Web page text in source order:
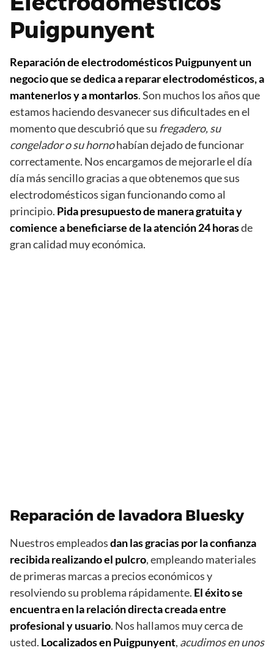
Puigpunyent
Reparación de electrodomésticos Puigpunyent un
negocio que se dedica a reparar electrodomésticos, a
mantenerlos y a montarlos. Son muchos los años que
estamos haciendo desvanecer sus dificultades en el
momento que descubrió que su fregadero, su
congelador o su hornohabían dejado de funcionar
correctamente. Nos encargamos de mejorarle el día
día más sencillo gracias a que obtenemos que sus
electrodomésticos sigan funcionando como al
principio. Pida presupuesto de manera gratuita y
comience a beneficiarse de la atención 24 horasde
gran calidad muy económica.
Reparación de lavadora Bluesky
Nuestros empleadosdan las gracias por la confianza
recibida realizando el pulcro, empleando materiales
de primeras marcas a precios económicos y
resolviendo su problema rápidamente. El éxito se
encuentra en la relación directa creada entre
profesional y usuario. Nos hallamos muy cerca de
usted. Localizados en Puigpunyent, acudimos en unos